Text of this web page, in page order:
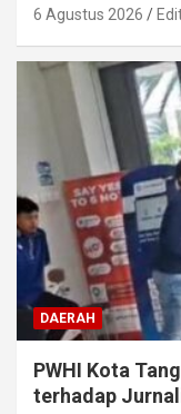
6 Agustus 2026
DAERAH
PWHI Kota
terhadap